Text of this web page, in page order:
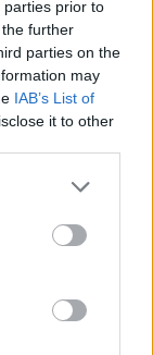
parties prior to
further
parties on the
may
IAB’s List of
it to other